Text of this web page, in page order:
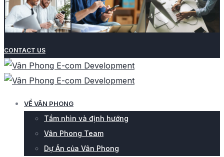
CONTACT US
VỀ VÂN PHONG
Tầm nhìn và định hướng
Vân Phong Team
Dự Án của Vân Phong